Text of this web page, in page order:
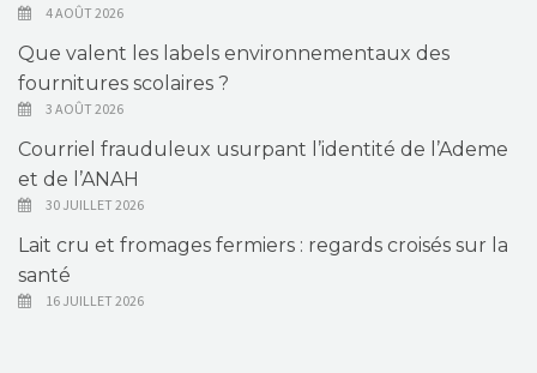
4 AOÛT 2026
Que valent les labels environnementaux des
fournitures scolaires ?
3 AOÛT 2026
Courriel frauduleux usurpant l’identité de l’Ademe
et de l’ANAH
30 JUILLET 2026
Lait cru et fromages fermiers : regards croisés sur la
santé
16 JUILLET 2026